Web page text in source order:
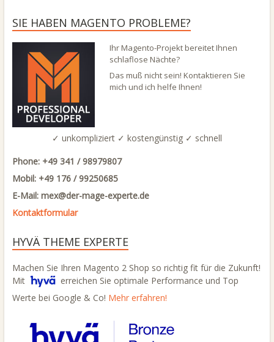
SIE HABEN MAGENTO PROBLEME?
Ihr Magento-Projekt bereitet Ihnen
schlaflose Nächte?
Das muß nicht sein! Kontaktieren Sie
mich und ich helfe Ihnen!
✓ unkompliziert ✓ kostengünstig ✓ schnell
Phone: +49 341 / 98979807
Mobil: +49 176 / 99250685
E-Mail: mex@der-mage-experte.de
Kontaktformular
HYVÄ THEME EXPERTE
Machen Sie Ihren Magento 2 Shop so richtig fit für die Zukunft!
Mit
erreichen Sie optimale Performance und Top
Werte bei Google & Co! Mehr erfahren!